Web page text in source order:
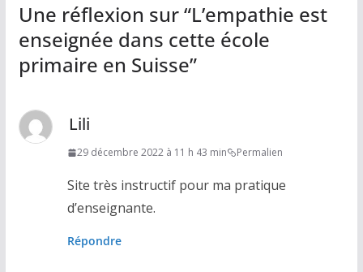
Une réflexion sur “L’empathie est
enseignée dans cette école
primaire en Suisse”
Lili
29 décembre 2022 à 11 h 43 min Permalien
Site très instructif pour ma pratique
d’enseignante.
Répondre